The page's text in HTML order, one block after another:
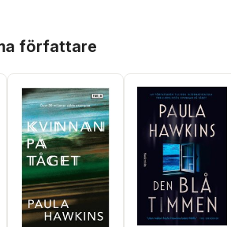
författare